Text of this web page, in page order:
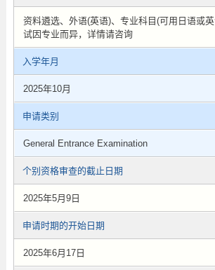
资料遴选、外语(英语)、专业科目(可用日语或
试因专业而异，详情请咨询
入学年月
2025年10月
申请类别
General Entrance Examination
个别资格审查的截止日期
2025年5月9日
申请时期的开始日期
2025年6月17日